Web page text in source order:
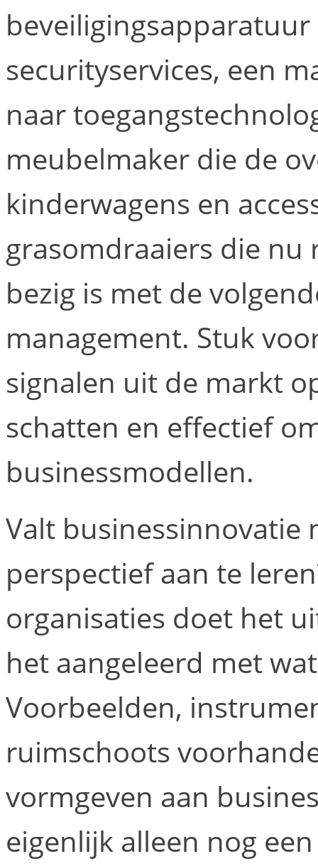
securityservices, een
naar
meubelmaker die de
kinderwagens en
grasomdraaiers die nu
bezig is met de
management. Stuk
signalen uit de markt
schatten en effectief
businessmodellen.
Valt businessinnovatie
perspectief aan te
organisaties doet het
het aangeleerd met
Voorbeelden,
ruimschoots
vormgeven aan
eigenlijk alleen nog